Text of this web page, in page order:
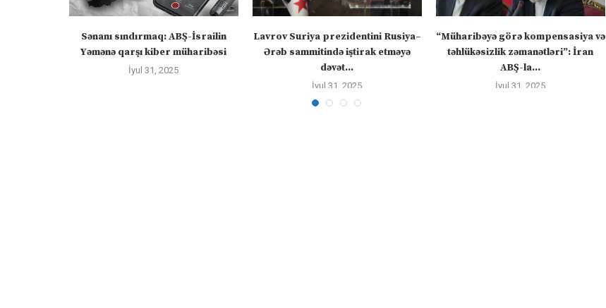
Sənanı sındırmaq: ABŞ-İsrailin
Yəmənə qarşı kiber müharibəsi
İyul 31, 2025
Lavrov Suriya prezidentini Rusiya–
Ərəb sammitində iştirak etməyə
dəvət...
İyul 31, 2025
“Müharibəyə görə kompensasiya və
təhlükəsizlik zəmanətləri”: İran
ABŞ-la...
İyul 31, 2025